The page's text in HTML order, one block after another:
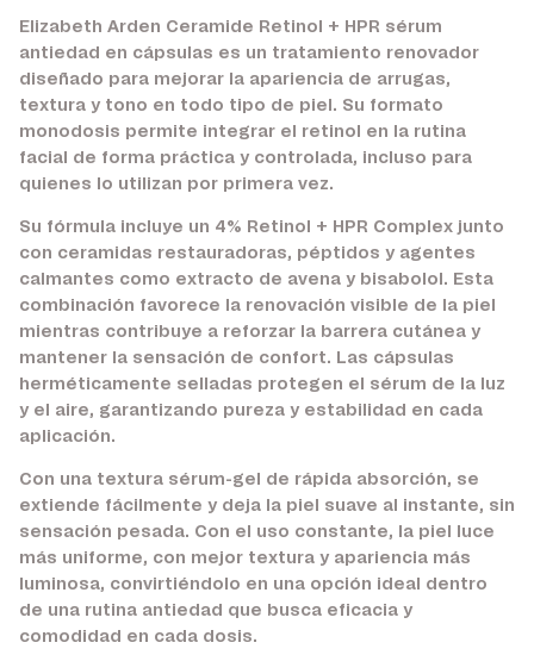
Elizabeth Arden Ceramide Retinol + HPR sérum
antiedad en cápsulas es un tratamiento renovador
diseñado para mejorar la apariencia de arrugas,
textura y tono en todo tipo de piel. Su formato
monodosis permite integrar el retinol en la rutina
facial de forma práctica y controlada, incluso para
quienes lo utilizan por primera vez.
Su fórmula incluye un 4% Retinol + HPR Complex junto
con ceramidas restauradoras, péptidos y agentes
calmantes como extracto de avena y bisabolol. Esta
combinación favorece la renovación visible de la piel
mientras contribuye a reforzar la barrera cutánea y
mantener la sensación de confort. Las cápsulas
herméticamente selladas protegen el sérum de la luz
y el aire, garantizando pureza y estabilidad en cada
aplicación.
Con una textura sérum-gel de rápida absorción, se
extiende fácilmente y deja la piel suave al instante, sin
sensación pesada. Con el uso constante, la piel luce
más uniforme, con mejor textura y apariencia más
luminosa, convirtiéndolo en una opción ideal dentro
de una rutina antiedad que busca eficacia y
comodidad en cada dosis.